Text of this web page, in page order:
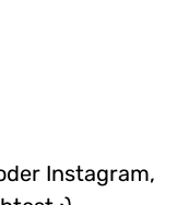
Instagram,